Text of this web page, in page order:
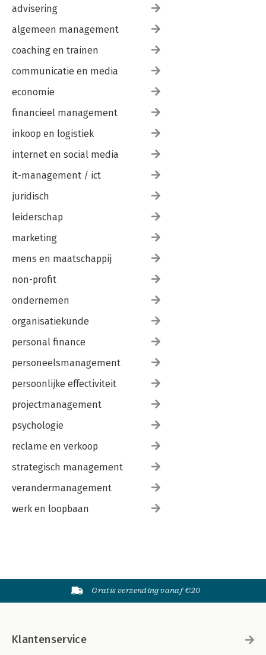
50. Lessons from My Three Decades with the Change Monster
Contributors
advisering
algemeen management
coaching en trainen
communicatie en media
economie
financieel management
inkoop en logistiek
internet en social media
it-management / ict
juridisch
leiderschap
marketing
mens en maatschappij
non-profit
ondernemen
organisatiekunde
personal finance
personeelsmanagement
persoonlijke effectiviteit
projectmanagement
psychologie
reclame en verkoop
strategisch management
verandermanagement
werk en loopbaan
Gratis verzending vanaf €20
Klantenservice